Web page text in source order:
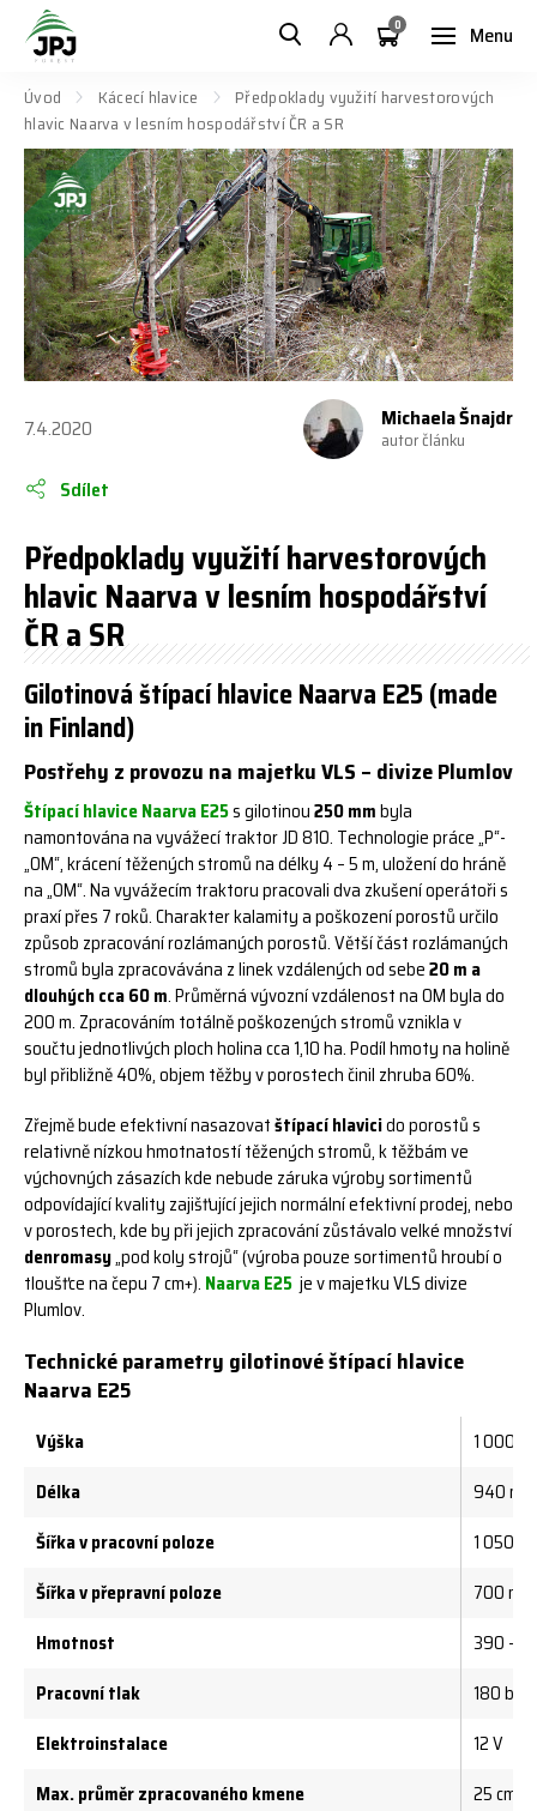
Menu
0
Úvod Kácecí hlavice
Předpoklady využití harvestorových
hlavic Naarva v lesním hospodářství ČR a SR
7.4.2020
Sdílet
Michaela Šnajdr
autor článku
Předpoklady využití harvestorových
hlavic Naarva v lesním hospodářství
ČR a SR
Gilotinová štípací hlavice Naarva E25 (made
in Finland)
Postřehy z provozu na majetku VLS – divize Plumlov
Štípací hlavice Naarva E25s gilotinou250 mmbyla
namontována na vyvážecí traktor JD 810. Technologie práce „P“-
„OM“, krácení těžených stromů na délky 4 – 5 m, uložení do hráně
na „OM“. Na vyvážecím traktoru pracovali dva zkušení operátoři s
praxí přes 7 roků. Charakter kalamity a poškození porostů určilo
způsob zpracování rozlámaných porostů. Větší část rozlámaných
stromů byla zpracovávána z linek vzdálených od sebe20 m a
dlouhých cca 60 m. Průměrná vývozní vzdálenost na OM byla do
200 m. Zpracováním totálně poškozených stromů vznikla v
součtu jednotlivých ploch holina cca 1,10 ha. Podíl hmoty na holině
byl přibližně 40%, objem těžby v porostech činil zhruba 60%.
Zřejmě bude efektivní nasazovatštípací hlavicido porostů s
relativně nízkou hmotnatostí těžených stromů, k těžbám ve
výchovných zásazích kde nebude záruka výroby sortimentů
odpovídající kvality zajišťující jejich normální efektivní prodej, nebo
v porostech, kde by při jejich zpracování zůstávalo velké množství
denromasy„pod koly strojů“ (výroba pouze sortimentů hroubí o
tloušťce na čepu 7 cm+). Naarva E25 je v majetku VLS divize
Plumlov.
Technické parametry gilotinové štípací hlavice
Naarva E25
Výška
1 000
Délka
940 mm
Šířka v pracovní poloze
1 050
Šířka v přepravní poloze
700 mm
Hmotnost
390 –
Pracovní tlak
180 bar
Elektroinstalace
12 V
Max. průměr zpracovaného kmene
25 cm